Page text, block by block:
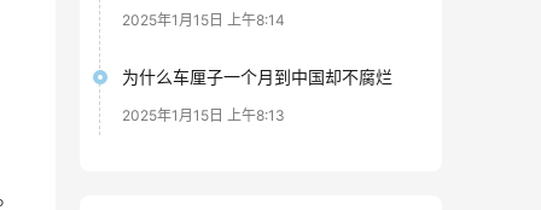
2025年1月15日 上午8:14
为什么车厘子一个月到中国却不腐烂
2025年1月15日 上午8:13